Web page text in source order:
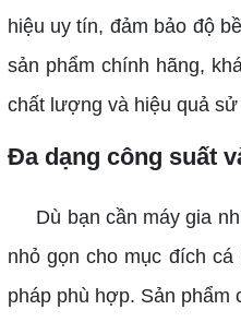
hiệu uy tín, đảm bảo độ
sản phẩm chính hãng,
chất lượng và hiệu quả sử
Đa dạng công suất
Dù bạn cần máy gia
nhỏ gọn cho mục đích
pháp phù hợp. Sản phẩm